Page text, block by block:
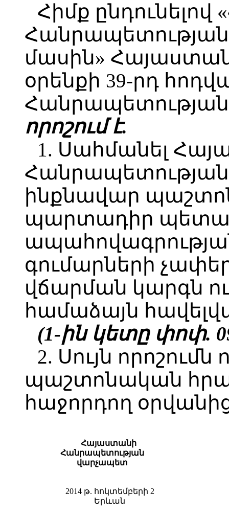
Հիմք
մասին»
օրենքի 39-րդ
Հանրապետության
որոշում է.
1. Սահմանել
Հանրապետության
ինքնավար
պարտադիր
գումարների
վճարման կարգն
համաձայն
(1-ին կետը փոփ.
2. Սույն որոշումն
պաշտոնական
հաջորդող
Հայաստանի
Հանրապետության
վարչապետ
2014 թ. հոկտեմբերի 2
Երևան